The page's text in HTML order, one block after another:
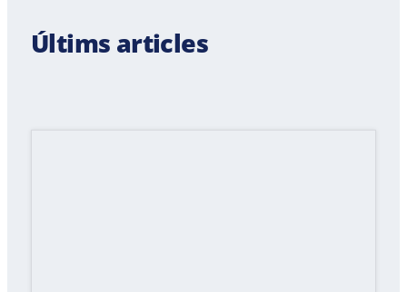
Últims articles